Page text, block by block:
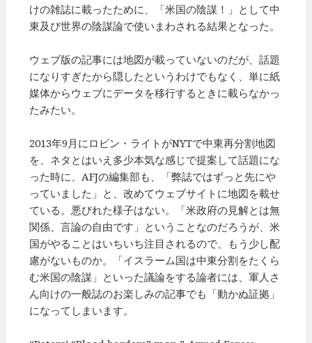
けの雑誌に載ったために、「米国の陰謀！」として中
東及び世界の陰謀論で使いまわされる結果となった。
ウェブ版の記事には地図が載っていないのだが、話題
になりすぎたから隠したというわけでもなく、単に紙
媒体からウェブにデータを移行するときに載らなかっ
たみたい。
2013年9月にロビン・ライトがNYTで中東再分割地図
を、ネタとはいえ多少本気な感じで提案して話題にな
った時に、AFJの編集部も、「弊誌ではずっと先にや
っていました」と、改めてウェブサイトに地図を載せ
ている。悪びれた様子はない。「米政府の見解とは無
関係、言論の自由です」ということなのだろうが、米
国がやることはいちいち注目されるので、もう少し配
慮がないものか。「イスラーム国は中東分割をたくら
む米国の陰謀」といった議論をする論者には、軍人さ
ん向けの一般誌のお楽しみの記事でも「動かぬ証拠」
になってしまいます。